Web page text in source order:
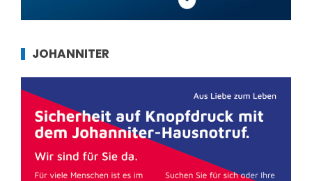
JOHANNITER